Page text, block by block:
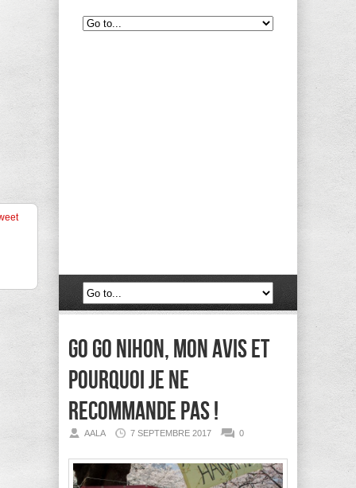
Go Go Nihon, mon avis et
pourquoi je ne
recommande pas !
AALA 7 SEPTEMBRE 2017 0